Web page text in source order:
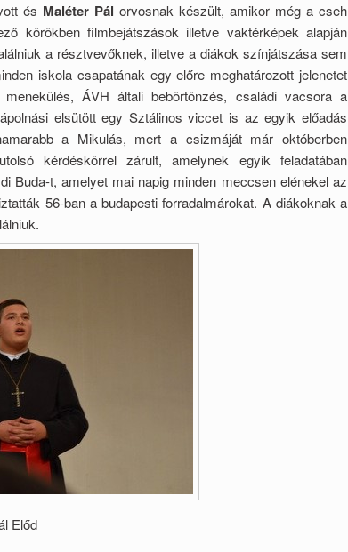
és Maléter Pál orvosnak készült, amikor még a cseh
körökben filmbejátszások illetve vaktérképek alapján
a résztvevőknek, illetve a diákok színjátszása sem
iskola csapatának egy előre meghatározott jelenetet
ÁVH általi bebörtönzés, családi vacsora a
elsütött egy Sztálinos viccet is az egyik előadás
a Mikulás, mert a csizmáját már októberben
kérdéskörrel zárult, amelynek egyik feladatában
Buda-t, amelyet mai napig minden meccsen elénekel az
56-ban a budapesti forradalmárokat. A diákoknak a
Előd